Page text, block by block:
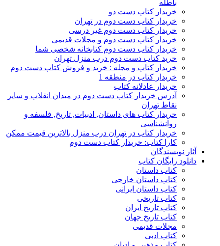
باطله
خریدار کتاب دست دو
خریدار کتاب دست دوم در تهران
خریدار کتاب دست دوم غیر درسی
خریدار کتاب دست دوم و مجلات قدیمی
خریدار کتاب دست دوم کتابخانه شخصی شما
خرید کتاب دست دوم درب منزل تهران
خریدار کتاب و مجله : خرید و فروش کتاب دست دوم
خریدار کتاب در منطقه 1
خریدار عادلانه کتاب
آدرس خریدار کتاب دست دوم در میدان انقلاب و سایر
نقاط تهران
خریدار کتاب های داستان, ادبیات, تاریخ, فلسفه و
روانشناسی
خریدار کتاب در تهران درب منزل بالاترین قیمت ممکن
کارا کتاب: خریدار کتاب دست دوم
آثار نویسندگان
دانلود رایگان کتاب
کتاب داستان
کتاب داستان خارجی
کتاب داستان ایرانی
کتاب تاریخی
کتاب تاریخ ایران
کتاب تاریخ جهان
مجلات قدیمی
کتاب ادبی